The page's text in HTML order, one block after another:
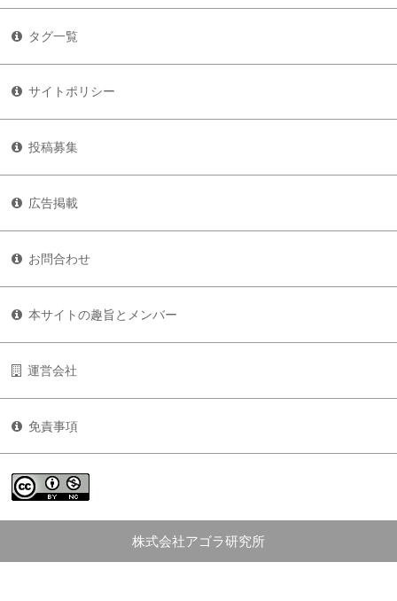
タグ一覧
サイトポリシー
投稿募集
広告掲載
お問合わせ
本サイトの趣旨とメンバー
運営会社
免責事項
株式会社アゴラ研究所